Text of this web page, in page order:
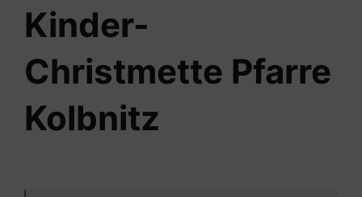
Kinder-
Christmette Pfarre
Kolbnitz